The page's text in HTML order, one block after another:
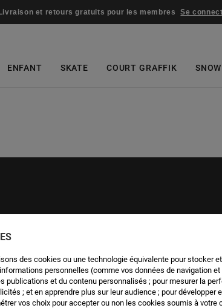
Livraison et retours gratuits pour les membres Se
ENFANT SKATE COURT GRAFFIK SNOW
des cookies ou une technologie équivalente pour stocker
personnelles (comme vos données de navigation
publications et du contenu personnalisés ; pour mesurer la
; et en apprendre plus sur leur audience ; pour développer
vos choix pour accepter ou non les cookies soumis à votre